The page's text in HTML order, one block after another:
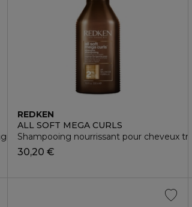
REDKEN
ALL SOFT MEGA CURLS
Shampooing nourrissant pour cheveux
30,20 €